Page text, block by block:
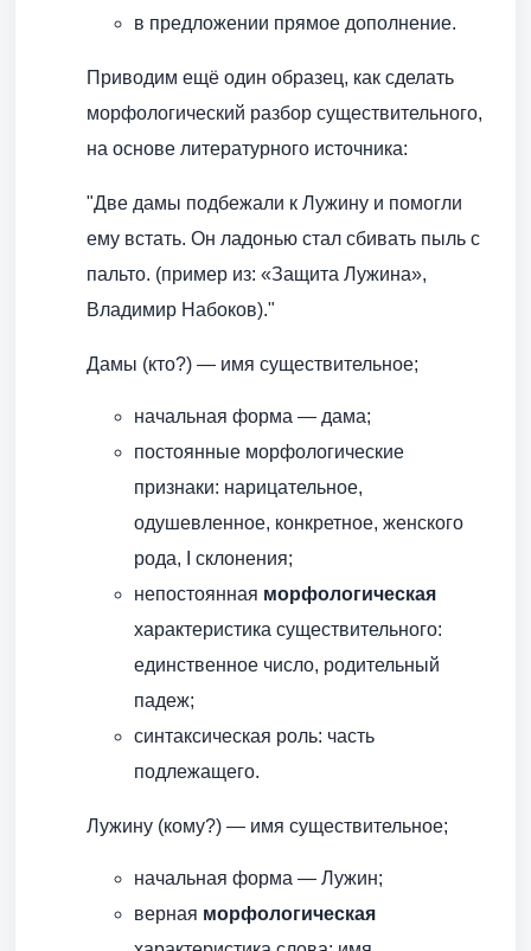
в предложении прямое дополнение.
Приводим ещё один образец, как сделать
морфологический разбор существительного,
на основе литературного источника:
"Две дамы подбежали к Лужину и помогли
ему встать. Он ладонью стал сбивать пыль с
пальто. (пример из: «Защита Лужина»,
Владимир Набоков)."
Дамы (кто?) — имя существительное;
начальная форма — дама;
постоянные морфологические
признаки: нарицательное,
одушевленное, конкретное, женского
рода, I склонения;
непостоянная морфологическая
характеристика существительного:
единственное число, родительный
падеж;
синтаксическая роль: часть
подлежащего.
Лужину (кому?) — имя существительное;
начальная форма — Лужин;
верная морфологическая